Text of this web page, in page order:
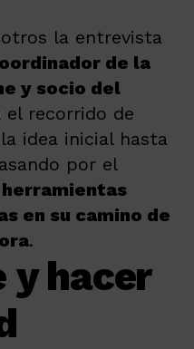
la entrevista
de la
y socio del
el recorrido de
idea inicial hasta
por el
en su camino de
.
y hacer